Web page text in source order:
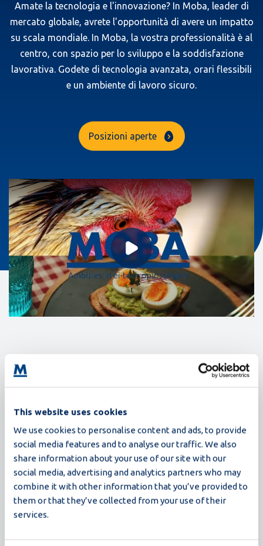
This website uses cookies
We use cookies to personalise content and ads, to provide
social media features and to analyse our traffic. We also
share information about your use of our site with our
social media, advertising and analytics partners who may
combine it with other information that you’ve provided to
them or that they’ve collected from your use of their
services.
Amate la tecnologia e l'innovazione? In Moba, leader di
mercato globale, avrete l'opportunità di avere un impatto
su scala mondiale. In Moba, la vostra professionalità è al
centro, con spazio per lo sviluppo e la soddisfazione
lavorativa. Godete di tecnologia avanzata, orari flessibili
e un ambiente di lavoro sicuro.
Posizioni aperte
Riproduci video
Esplorate le Nostre Opportunità
Leggete le nostre storie e consultate le posizioni aperte.
Per informazioni sulle posizioni disponibili presso i nostri
uffici internazionali, vi preghiamo di contattarci
all'indirizzo recruitment@moba.net.